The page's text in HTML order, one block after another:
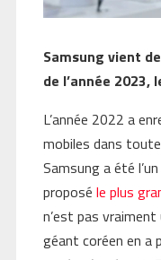
Samsung vient
de l’année 2023,
L’année 2022 a
mobiles dans
Samsung a été
proposé le plus
n’est pas
géant coréen en a